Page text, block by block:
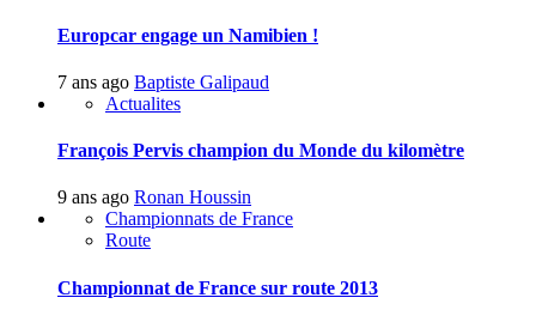
Europcar engage un Namibien !
7 ans ago Baptiste Galipaud
Actualites
François Pervis champion du Monde du kilomètre
9 ans ago Ronan Houssin
Championnats de France
Route
Championnat de France sur route 2013